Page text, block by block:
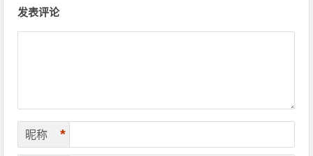
发表评论
昵称 *